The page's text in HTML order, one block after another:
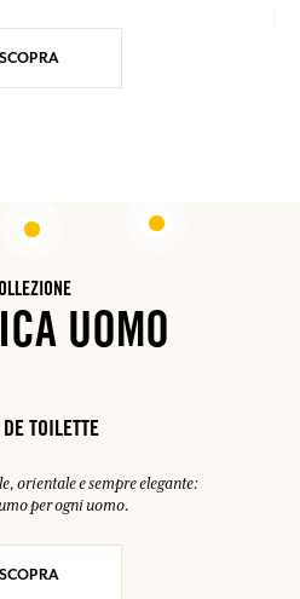
SCOPRA
UOMO
DE TOILETTE
orientale e sempre elegante:
per ogni uomo.
SCOPRA